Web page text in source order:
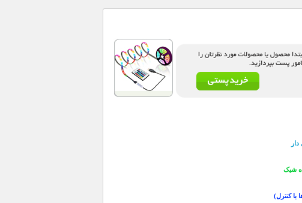
شیک
کنترل)